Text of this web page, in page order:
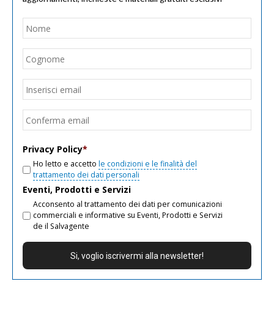
Nome
Email
Privacy Policy*
Ho letto e accetto le condizioni e le finalità del
trattamento dei dati personali
Eventi, Prodotti e Servizi
Acconsento al trattamento dei dati per comunicazioni
commerciali e informative su Eventi, Prodotti e Servizi
de il Salvagente